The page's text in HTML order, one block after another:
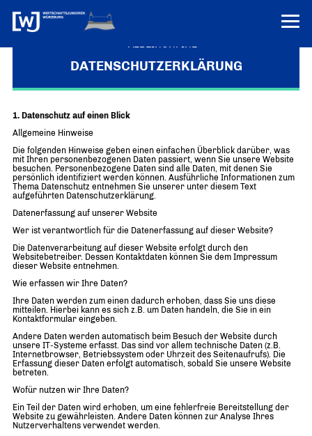
VEREINONLINE
Über uns
WER WIR SIND & DER VORSITZ
Über uns
Forum „Junge Wirtschaft“ – Mitgliedermagazin
Mitglieder
UNSER NETZWERK
Mitglieder
Senatoren
PRESSEMELDUNGEN
PROJEKTE
Ziele
Merchandising-Klamotten
DATENSCHUTZERKLÄRUNG
1. Datenschutz auf einen Blick
Allgemeine Hinweise
Die folgenden Hinweise geben einen einfachen Überblick darüber, was
mit Ihren personenbezogenen Daten passiert, wenn Sie unsere Website
besuchen. Personenbezogene Daten sind alle Daten, mit denen Sie
persönlich identifiziert werden können. Ausführliche Informationen zum
Thema Datenschutz entnehmen Sie unserer unter diesem Text
aufgeführten Datenschutzerklärung.
Datenerfassung auf unserer Website
Wer ist verantwortlich für die Datenerfassung auf dieser Website?
Die Datenverarbeitung auf dieser Website erfolgt durch den
Websitebetreiber. Dessen Kontaktdaten können Sie dem Impressum
dieser Website entnehmen.
Wie erfassen wir Ihre Daten?
Ihre Daten werden zum einen dadurch erhoben, dass Sie uns diese
mitteilen. Hierbei kann es sich z.B. um Daten handeln, die Sie in ein
Kontaktformular eingeben.
Andere Daten werden automatisch beim Besuch der Website durch
unsere IT-Systeme erfasst. Das sind vor allem technische Daten (z.B.
Internetbrowser, Betriebssystem oder Uhrzeit des Seitenaufrufs). Die
Erfassung dieser Daten erfolgt automatisch, sobald Sie unsere Website
betreten.
Wofür nutzen wir Ihre Daten?
Ein Teil der Daten wird erhoben, um eine fehlerfreie Bereitstellung der
Website zu gewährleisten. Andere Daten können zur Analyse Ihres
Nutzerverhaltens verwendet werden.